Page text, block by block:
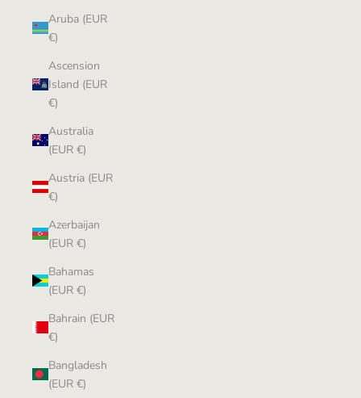
Aruba (EUR
€)
Ascension
Island (EUR
€)
Australia
(EUR €)
Austria (EUR
€)
Azerbaijan
(EUR €)
Bahamas
(EUR €)
Bahrain (EUR
€)
Bangladesh
(EUR €)